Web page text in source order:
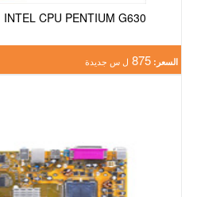
INTEL CPU PENTIUM G630
السعر: 875 ل س جديدة